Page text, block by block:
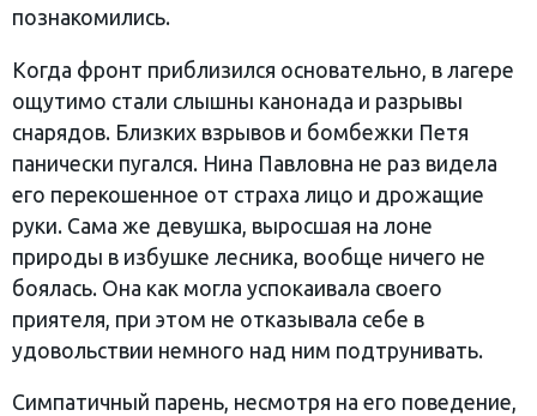
познакомились.
Когда фронт приблизился основательно, в лагере
ощутимо стали слышны канонада и разрывы
снарядов. Близких взрывов и бомбежки Петя
панически пугался. Нина Павловна не раз видела
его перекошенное от страха лицо и дрожащие
руки. Сама же девушка, выросшая на лоне
природы в избушке лесника, вообще ничего не
боялась. Она как могла успокаивала своего
приятеля, при этом не отказывала себе в
удовольствии немного над ним подтрунивать.
Симпатичный парень, несмотря на его поведение,